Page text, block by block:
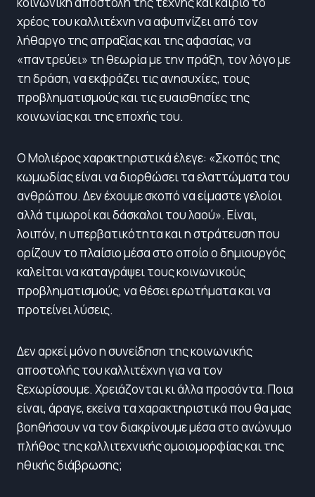
χρέος του καλλιτέχνη να αφυπνίζει από τον
λήθαργο της απραξίας και της αφασίας, να
«παντρεύει» τη θεωρία με την πράξη, τον λόγο με
τη δράση, να εκφράζει τις ανησυχίες, τους
προβληματισμούς και τις ευαισθησίες της
κοινωνίας και της εποχής του.
Ο Μολιέρος χαρακτηριστικά έλεγε: «Σκοπός της
κωμωδίας είναι να διορθώσει τα ελαττώματα του
ανθρώπου. Δεν έχουμε σκοπό να είμαστε γελοίοι
αλλά τιμωροί και δάσκαλοι του λαού». Είναι,
λοιπόν, η υπερβατικότητα και η στράτευση που
ορίζουν το πλαίσιο μέσα στο οποίο ο δημιουργός
καλείται να καταγράψει τους κοινωνικούς
προβληματισμούς, να θέσει ερωτήματα και να
προτείνει λύσεις.
Δεν αρκεί μόνο η συνείδηση της κοινωνικής
αποστολής του καλλιτέχνη για να τον
ξεχωρίσουμε. Χρειάζονται κι άλλα προσόντα. Ποια
είναι, άραγε, εκείνα τα χαρακτηριστικά που θα μας
βοηθήσουν να τον διακρίνουμε μέσα στο ανώνυμο
πλήθος της καλλιτεχνικής ομοιομορφίας και της
ηθικής διάβρωσης;